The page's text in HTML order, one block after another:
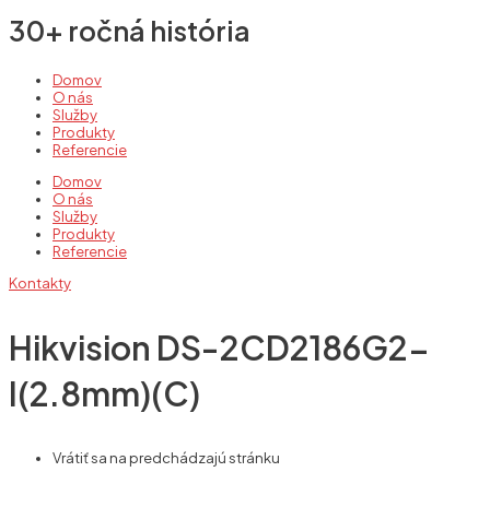
30+ ročná história
Domov
O nás
Služby
Produkty
Referencie
Domov
O nás
Služby
Produkty
Referencie
Kontakty
Hikvision DS-2CD2186G2-
I(2.8mm)(C)
Vrátiť sa na predchádzajú stránku